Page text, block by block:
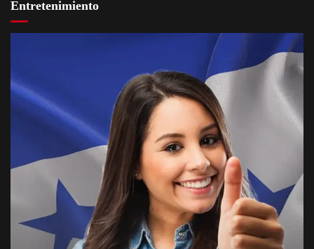
Entretenimiento